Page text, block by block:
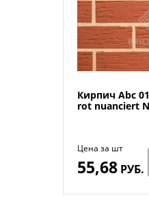
Кирпич Abc
rot nuanciert
Цена за шт
55,68РУБ.